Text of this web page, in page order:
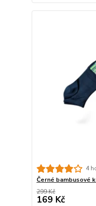
4
Černé bambusové
299 Kč
169 Kč